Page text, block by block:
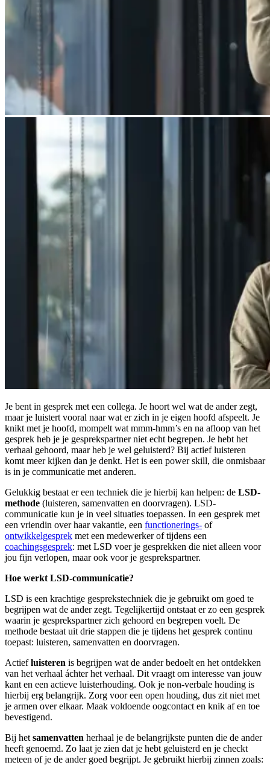
Je bent in gesprek met een collega. Je hoort wel wat de ander zegt,
maar je luistert vooral naar wat er zich in je eigen hoofd afspeelt. Je
knikt met je hoofd, mompelt wat mmm-hmm’s en na afloop van het
gesprek heb je je gesprekspartner niet echt begrepen. Je hebt het
verhaal gehoord, maar heb je wel geluisterd? Bij actief luisteren
komt meer kijken dan je denkt. Het is een power skill, die onmisbaar
is in je communicatie met anderen.
Gelukkig bestaat er een techniek die je hierbij kan helpen: de LSD-
methode (luisteren, samenvatten en doorvragen). LSD-
communicatie kun je in veel situaties toepassen. In een gesprek met
een vriendin over haar vakantie, een functionerings- of
ontwikkelgesprek met een medewerker of tijdens een
coachingsgesprek: met LSD voer je gesprekken die niet alleen voor
jou fijn verlopen, maar ook voor je gesprekspartner.
Hoe werkt LSD-communicatie?
LSD is een krachtige gesprekstechniek die je gebruikt om goed te
begrijpen wat de ander zegt. Tegelijkertijd ontstaat er zo een gesprek
waarin je gesprekspartner zich gehoord en begrepen voelt. De
methode bestaat uit drie stappen die je tijdens het gesprek continu
toepast: luisteren, samenvatten en doorvragen.
Actiefluisteren is begrijpen wat de ander bedoelt en het ontdekken
van het verhaal áchter het verhaal. Dit vraagt om interesse van jouw
kant en een actieve luisterhouding. Ook je non-verbale houding is
hierbij erg belangrijk. Zorg voor een open houding, dus zit niet met
je armen over elkaar. Maak voldoende oogcontact en knik af en toe
bevestigend.
Bij hetsamenvatten herhaal je de belangrijkste punten die de ander
heeft genoemd. Zo laat je zien dat je hebt geluisterd en je checkt
meteen of je de ander goed begrijpt. Je gebruikt hierbij zinnen zoals: